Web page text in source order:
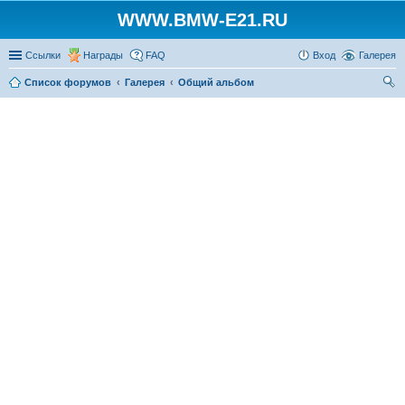
WWW.BMW-E21.RU
Ссылки Награды Галерея
FAQ Вход
Список форумов Галерея
Общий альбом